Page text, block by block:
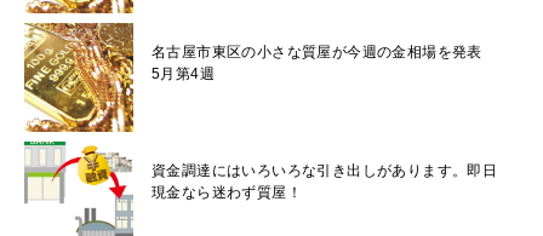
名古屋市東区の小さな質屋が今週の金相場を発表
5月第4週
資金調達にはいろいろな引き出しがあります。即日
現金なら迷わず質屋！